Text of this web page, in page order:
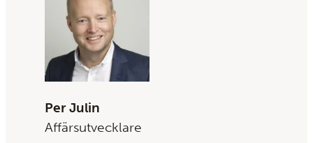
Per Julin
Affärsutvecklare